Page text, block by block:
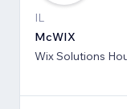
IL
McWIX
Wix Solutions